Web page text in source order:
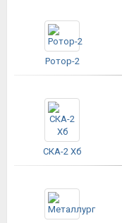
Ротор-2
СКА-2 Хб